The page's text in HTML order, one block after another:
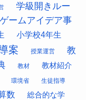
学級開きルー
ームアイデア事
小学校4年生
案 授業運営
教
教材 教材紹介
環境省 生徒指導
数
総合的な学